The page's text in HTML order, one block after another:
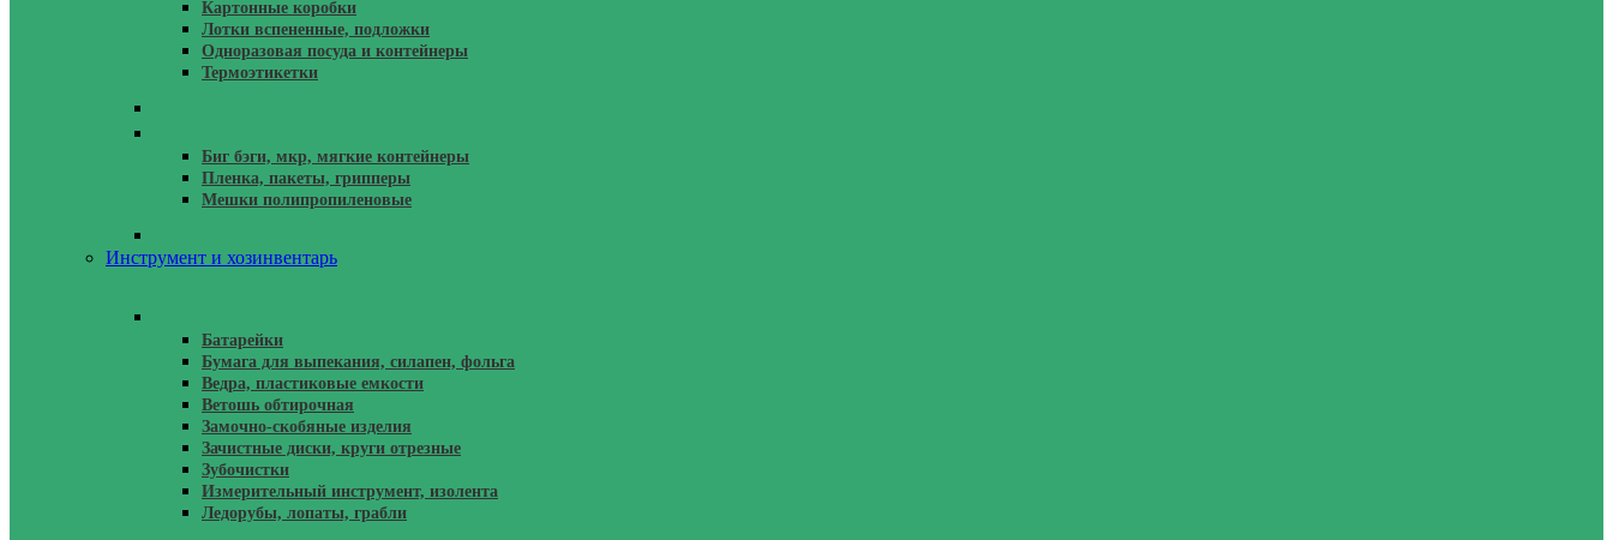
Картонные коробки
Лотки вспененные, подложки
Одноразовая посуда и контейнеры
Термоэтикетки
Биг бэги, мкр, мягкие контейнеры
Пленка, пакеты, грипперы
Мешки полипропиленовые
Инструмент и хозинвентарь
Батарейки
Бумага для выпекания, силапен, фольга
Ведра, пластиковые емкости
Ветошь обтирочная
Замочно-скобяные изделия
Зачистные диски, круги отрезные
Зубочистки
Измерительный инструмент, изолента
Ледорубы, лопаты, грабли